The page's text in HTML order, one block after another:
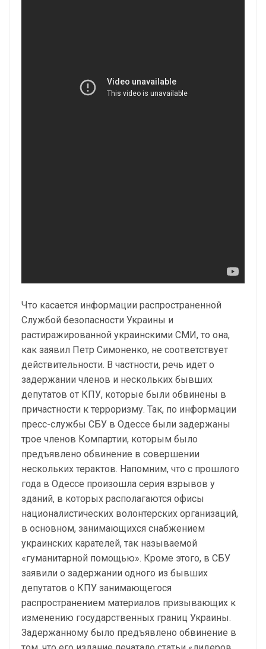
Что касается информации распространенной
Службой безопасности Украины и
растиражированной украинскими СМИ, то она,
как заявил Петр Симоненко, не соответствует
действительности. В частности, речь идет о
задержании членов и нескольких бывших
депутатов от КПУ, которые были обвинены в
причастности к терроризму. Так, по информации
пресс-службы СБУ в Одессе были задержаны
трое членов Компартии, которым было
предъявлено обвинение в совершении
нескольких терактов. Напомним, что с прошлого
года в Одессе произошла серия взрывов у
зданий, в которых располагаются офисы
националистических волонтерских организаций,
в основном, занимающихся снабжением
украинских карателей, так называемой
«гуманитарной помощью». Кроме этого, в СБУ
заявили о задержании одного из бывших
депутатов о КПУ занимающегося
распространением материалов призывающих к
изменению государственных границ Украины.
Задержанному было предъявлено обвинение в